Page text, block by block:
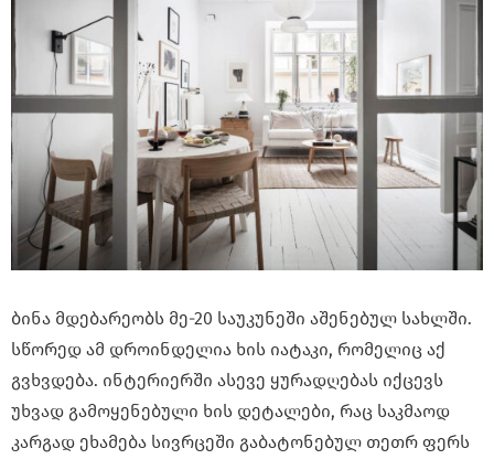
ბინა მდებარეობს მე-20 საუკუნეში აშენებულ სახლში.
სწორედ ამ დროინდელია ხის იატაკი, რომელიც აქ
გვხვდება. ინტერიერში ასევე ყურადღებას იქცევს
უხვად გამოყენებული ხის დეტალები, რაც საკმაოდ
კარგად ეხამება სივრცეში გაბატონებულ თეთრ ფერს